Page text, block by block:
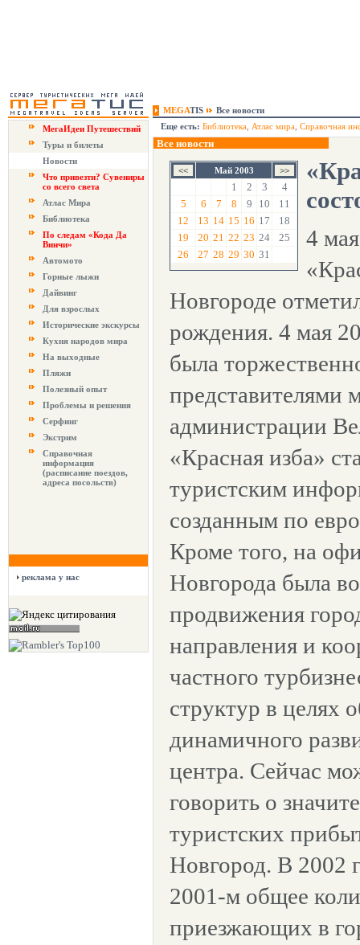
MEGATIS
Все новости
МегаИдеи Путешествий
Туры и билеты
Новости
Что привезти? Сувениры
со всего света
Атлас Мира
Библиотека
По следам «Кода Да
Винчи»
Автомото
Горные лыжи
Дайвинг
Для взрослых
Исторические экскурсы
Кухня народов мира
На выходные
Пляжи
Полезный опыт
Проблемы и решения
Серфинг
Экстрим
Справочная
информация
(расписание поездов,
адреса посольств)
реклама у нас
Еще есть: Библиотека Атлас мира Справочная
Все новости
Май 2003
1 2 3
4
5
6 7 8 9 10
11
12
13 14 15 16 17
18
19
20 21 22 23 24
25
26
27 28 29 30 31
4
Новгороде
рождения. 4 мая
была
представителями
администрации
«Красная изба»
туристским
созданным по
Кроме того, на
Новгорода была
продвижения
направления и
частного
структур в целях
динамичного
центра. Сейчас
говорить о
туристских
Новгород. В 2002
2001-м общее
приезжающих в